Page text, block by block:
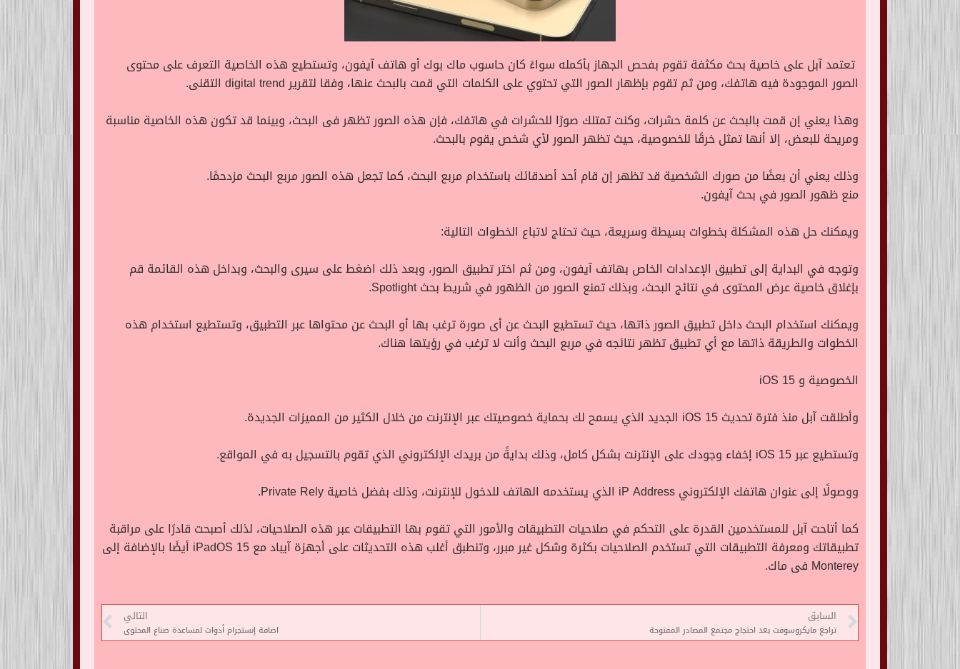
تعتمد آبل على خاصية بحث مكثفة تقوم بفحص الجهاز بأكمله سواءً كان حاسوب ماك بوك أو هاتف آيفون، وتستطيع هذه الخاصية التعرف على محتوى
الصور الموجودة فيه هاتفك، ومن ثم تقوم بإظهار الصور التي تحتوي على الكلمات التي قمت بالبحث عنها، وفقا لتقرير digital trend التقنى.
وهذا يعني إن قمت بالبحث عن كلمة حشرات، وكنت تمتلك صورًا للحشرات في هاتفك، فإن هذه الصور تظهر فى البحث، وبينما قد تكون هذه الخاصية مناسبة
ومريحة للبعض، إلا أنها تمثل خرقًا للخصوصية، حيث تظهر الصور لأي شخص يقوم بالبحث.
وذلك يعني أن بعضًا من صورك الشخصية قد تظهر إن قام أحد أصدقائك باستخدام مربع البحث، كما تجعل هذه الصور مربع البحث مزدحمًا.
منع ظهور الصور في بحث آيفون.
ويمكنك حل هذه المشكلة بخطوات بسيطة وسريعة، حيث تحتاج لاتباع الخطوات التالية:
وتوجه في البداية إلى تطبيق الإعدادات الخاص بهاتف آيفون، ومن ثم اختر تطبيق الصور، وبعد ذلك اضغط على سيرى والبحث، وبداخل هذه القائمة قم
بإغلاق خاصية عرض المحتوى في نتائج البحث، وبذلك تمنع الصور من الظهور في شريط بحث Spotlight.
ويمكنك استخدام البحث داخل تطبيق الصور ذاتها، حيث تستطيع البحث عن أى صورة ترغب بها أو البحث عن محتواها عبر التطبيق، وتستطيع استخدام هذه
الخطوات والطريقة ذاتها مع أي تطبيق تظهر نتائجه في مربع البحث وأنت لا ترغب في رؤيتها هناك.
الخصوصية و iOS 15
وأطلقت آبل منذ فترة تحديث iOS 15 الجديد الذي يسمح لك بحماية خصوصيتك عبر الإنترنت من خلال الكثير من المميزات الجديدة.
وتستطيع عبر iOS 15 إخفاء وجودك على الإنترنت بشكل كامل، وذلك بدايةً من بريدك الإلكتروني الذي تقوم بالتسجيل به في المواقع.
ووصولًا إلى عنوان هاتفك الإلكتروني iP Address الذي يستخدمه الهاتف للدخول للإنترنت، وذلك بفضل خاصية Private Rely.
كما أتاحت آبل للمستخدمين القدرة على التحكم في صلاحيات التطبيقات والأمور التي تقوم بها التطبيقات عبر هذه الصلاحيات، لذلك أصبحت قادرًا على مراقبة
تطبيقاتك ومعرفة التطبيقات التي تستخدم الصلاحيات بكثرة وشكل غير مبرر، وتنطبق أغلب هذه التحديثات على أجهزة آيباد مع iPadOS 15 أيضًا بالإضافة إلى
Monterey فى ماك.
السابق
تراجع مايكروسوفت بعد احتجاج مجتمع المصادر المفتوحة
التالي
اضافة إنستجرام أدوات لمساعدة صناع المحتوى